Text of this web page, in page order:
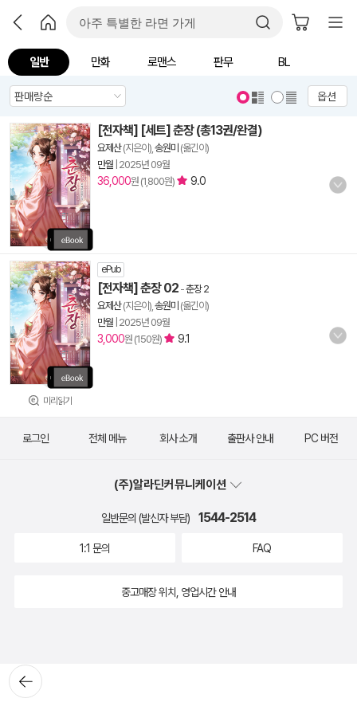
일반 만화 로맨스 판무 BL
옵션
[전자책] [세트] 춘장 (총13권/완결)
요제산(지은이), 송원미 (옮긴이)
만월 2025년 09월
36,000원 (1,800원) 9.0
미리읽기
ePub
[전자책] 춘장 02 -춘장 2
요제산(지은이), 송원미 (옮긴이)
만월 2025년 09월
3,000원 (150원) 9.1
뒤로가
기
로그인 전체 메뉴 회사 소개 출판사 안내 PC 버전
(주)알라딘커뮤니케이션
일반문의 (발신자 부담) 1544-2514
1:1 문의 FAQ
중고매장 위치, 영업시간 안내